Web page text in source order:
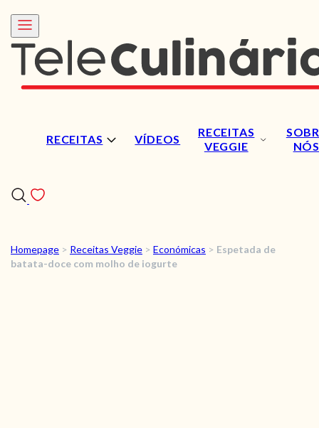
RECEITAS VÍDEOS
RECEITAS
VEGGIE
NÓS
RECEITAS
Homepage > Receitas Veggie > Económicas > Espetada de
batata-doce com molho de iogurte